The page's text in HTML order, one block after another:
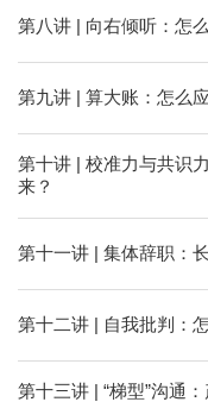
第八讲 | 向右倾听：怎
第九讲 | 算大账：怎么
第十讲 | 校准力与共识
来？
第十一讲 | 集体辞职：
第十二讲 | 自我批判：
第十三讲 | “梯型”沟通